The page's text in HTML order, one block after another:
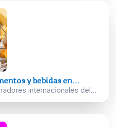
y bebidas en...
internacionales del...